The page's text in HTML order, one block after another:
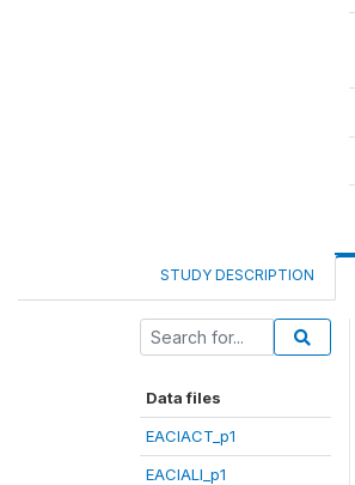
STUDY DESCRIPTION
Data files
EACIACT_p1
EACIALI_p1